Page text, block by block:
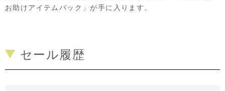
お助けアイテムパック」が手に入ります。
セール履歴